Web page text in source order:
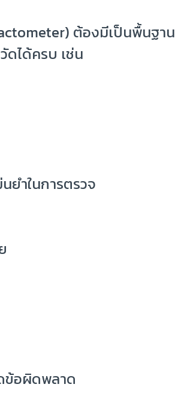
ต้องมีเป็นพื้นฐาน
ดได้ครบ เช่น
ยำในการตรวจ
ดข้อผิดพลาด